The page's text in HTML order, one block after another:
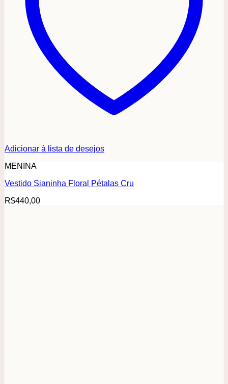
Adicionar à lista de desejos
MENINA
Vestido Sianinha Floral Pétalas Cru
R$440,00